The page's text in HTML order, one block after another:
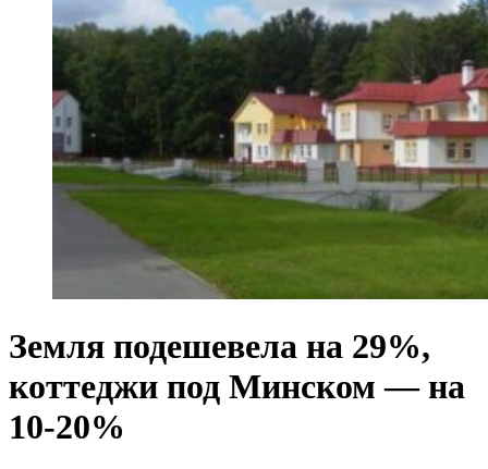
Земля подешевела на 29%,
коттеджи под Минском — на
10-20%